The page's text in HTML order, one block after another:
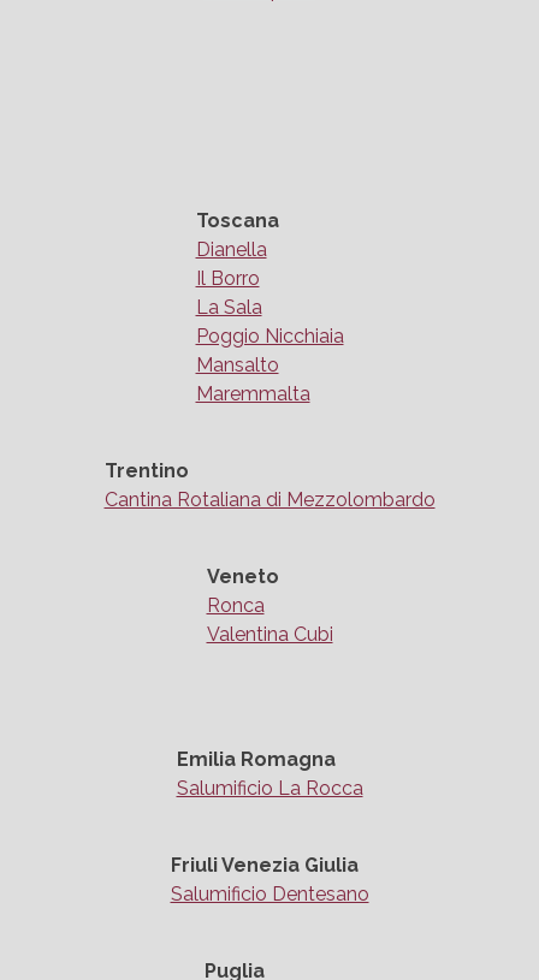
Toscana
Dianella
Il Borro
La Sala
Poggio Nicchiaia
Mansalto
Maremmalta
Trentino
Cantina Rotaliana di Mezzolombardo
Veneto
Ronca
Valentina Cubi
Emilia Romagna
Salumificio La Rocca
Friuli Venezia Giulia
Salumificio Dentesano
Puglia